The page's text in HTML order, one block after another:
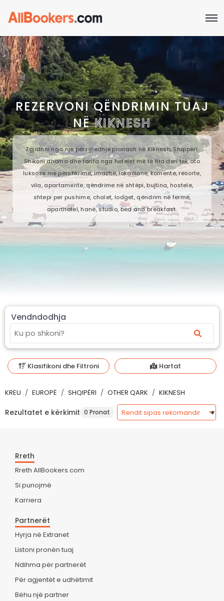
REZERVONI QËNDRIMIN TUAJ
NËKIKNESH
Zgjidhni nga një përzgjedhje pronash në Kiknesh, Shqipëri.
Shikoni dhoma dhe tarifa nga hotelet më të lira deri tek ato
luksoze me përshkrime, imazhe, lokacione, komente, resorte,
vila, apartamente, qëndrime në shtëpi, bujtina, hostele,
shtepi per pushime, chalet, lodget, qëndrim në fermë,
aparthotel, hanë, studio, bed and breakfast.
Vendndodhja
Klasifikoni dhe Filtroni Hartat
KREU EUROPË SHQIPËRI OTHER QARK KIKNESH
Rezultatet e kërkimit 0 Pronat
Rreth
Rreth AllBookers.com
Si punojmë
Karriera
Partnerët
Hyrja në Extranet
Listoni pronën tuaj
Ndihma për partnerët
Për agjentët e udhëtimit
Bëhu një partner